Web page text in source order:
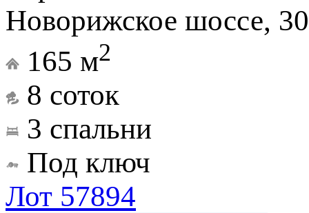
Новорижское шоссе,
165 м2
8 соток
3 спальни
Под ключ
Лот 57894